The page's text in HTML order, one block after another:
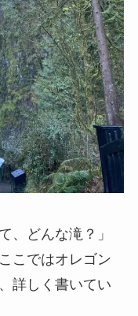
、どんな滝？」
こではオレゴン
詳しく書いてい